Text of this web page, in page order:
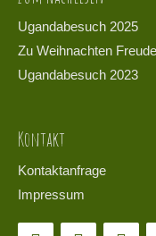
Ugandabesuch 2025
Zu Weihnachten
Ugandabesuch 2023
Kontakt
Kontaktanfrage
Impressum